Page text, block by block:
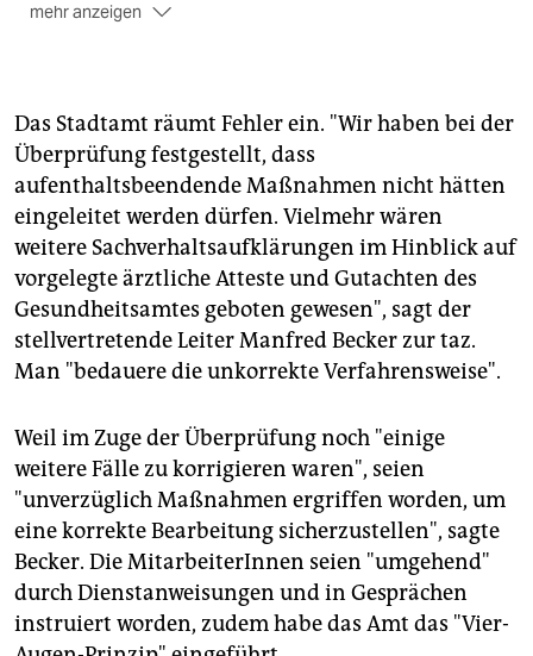
mehr anzeigen
Hervor getan hatte sich dabei seinerzeit CDU-
Innensenator Thomas Röwekamp: Der wollte die
Reisefähigkeitsuntersuchungen an die als besonders
restriktiv bekannte Hamburger Gesundheitsbehörde
vergeben, scheiterte aber mit seinem Vorstoß.
Das Stadtamt räumt Fehler ein. "Wir haben bei der
Überprüfung festgestellt, dass
aufenthaltsbeendende Maßnahmen nicht hätten
eingeleitet werden dürfen. Vielmehr wären
weitere Sachverhaltsaufklärungen im Hinblick auf
vorgelegte ärztliche Atteste und Gutachten des
Gesundheitsamtes geboten gewesen", sagt der
stellvertretende Leiter Manfred Becker zur taz.
Man "bedauere die unkorrekte Verfahrensweise".
Weil im Zuge der Überprüfung noch "einige
weitere Fälle zu korrigieren waren", seien
"unverzüglich Maßnahmen ergriffen worden, um
eine korrekte Bearbeitung sicherzustellen", sagte
Becker. Die MitarbeiterInnen seien "umgehend"
durch Dienstanweisungen und in Gesprächen
instruiert worden, zudem habe das Amt das "Vier-